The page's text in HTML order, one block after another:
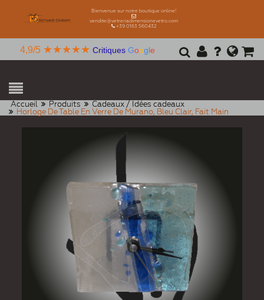
Bienvenue sur notre boutique online!
vendite@vetreriadimensionevetro.com
+39 0163 560432
4,9/5 ★★★★★ Critiques Google
Accueil Produits
Cadeaux / Idées cadeaux
Horloge De Table En Verre De Murano, Bleu Clair, Fait Main